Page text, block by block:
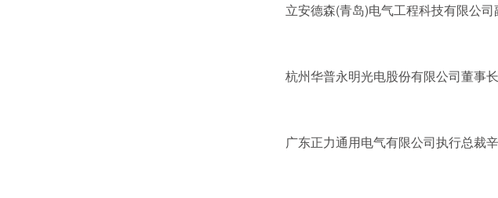
立安德森(青岛)电气工程科技有限公司
杭州华普永明光电股份有限公司董事
广东正力通用电气有限公司执行总裁辛